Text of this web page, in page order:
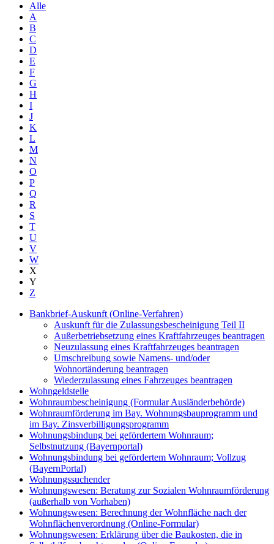
Alle
A
B
C
D
E
F
G
H
I
J
K
L
M
N
O
P
Q
R
S
T
U
V
W
X
Y
Z
Bankbrief-Auskunft (Online-Verfahren)
Auskunft für die Zulassungsbescheinigung Teil II
Außerbetriebsetzung eines Kraftfahrzeuges beantragen
Neuzulassung eines Kraftfahrzeuges beantragen
Umschreibung sowie Namens- und/oder
Wohnortänderung beantragen
Wiederzulassung eines Fahrzeuges beantragen
Wohngeldstelle
Wohnraumbescheinigung (Formular Ausländerbehörde)
Wohnraumförderung im Bay. Wohnungsbauprogramm und
im Bay. Zinsverbilligungsprogramm
Wohnungsbindung bei gefördertem Wohnraum;
Selbstnutzung (Bayernportal)
Wohnungsbindung bei gefördertem Wohnraum; Vollzug
(BayernPortal)
Wohnungssuchender
Wohnungswesen: Beratung zur Sozialen Wohnraumförderung
(außerhalb von Vorhaben)
Wohnungswesen: Berechnung der Wohnfläche nach der
Wohnflächenverordnung (Online-Formular)
Wohnungswesen: Erklärung über die Baukosten, die in